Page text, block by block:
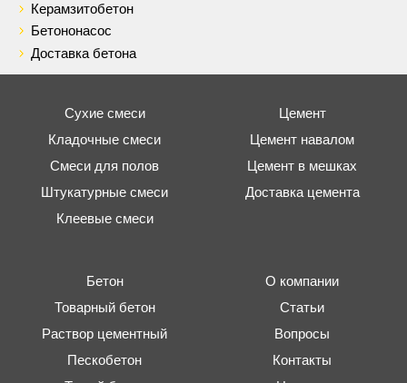
Керамзитобетон
Бетононасос
Доставка бетона
Сухие смеси
Кладочные смеси
Смеси для полов
Штукатурные смеси
Клеевые смеси
Цемент
Цемент навалом
Цемент в мешках
Доставка цемента
Бетон
Товарный бетон
Раствор цементный
Пескобетон
О компании
Статьи
Вопросы
Контакты